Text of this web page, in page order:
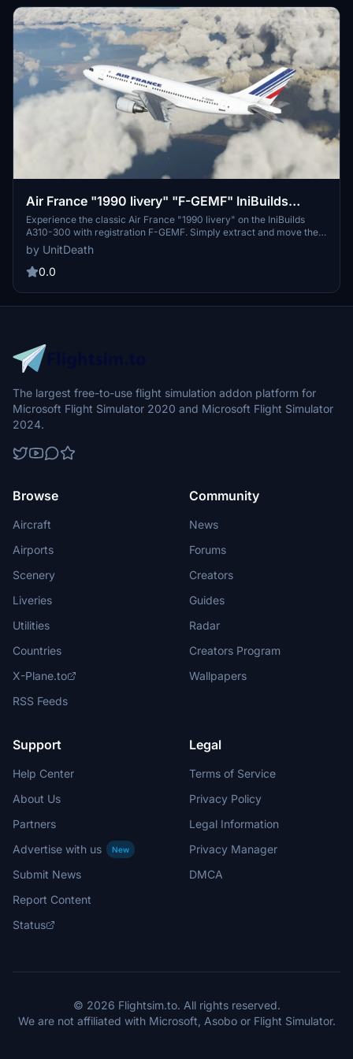
Air France "1990 livery" "F-GEMF" IniBuilds
A310-300
Experience the classic Air France "1990 livery" on the IniBuilds
A310-300 with registration F-GEMF. Simply extract and move the
file to your "community" directory for a nostalgic flight. Donations
appreciated but not required for this meticulously detailed
recreation. Remember, unauthorized use of elements is strictly
by UnitDeath
0.0
The largest free-to-use flight simulation addon platform for
Microsoft Flight Simulator 2020 and Microsoft Flight Simulator
2024.
Browse
Aircraft
Airports
Scenery
Liveries
Utilities
Countries
X-Plane.to
RSS Feeds
Community
News
Forums
Creators
Guides
Radar
Creators Program
Wallpapers
Support
Help Center
About Us
Partners
Advertise with us
New
Submit News
Report Content
Status
Legal
Terms of Service
Privacy Policy
Legal Information
Privacy Manager
DMCA
© 2026 Flightsim.to. All rights reserved.
We are not affiliated with Microsoft, Asobo or Flight Simulator.